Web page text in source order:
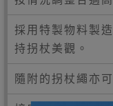
採用特製物料製
持拐杖美觀。
隨附的拐杖繩亦